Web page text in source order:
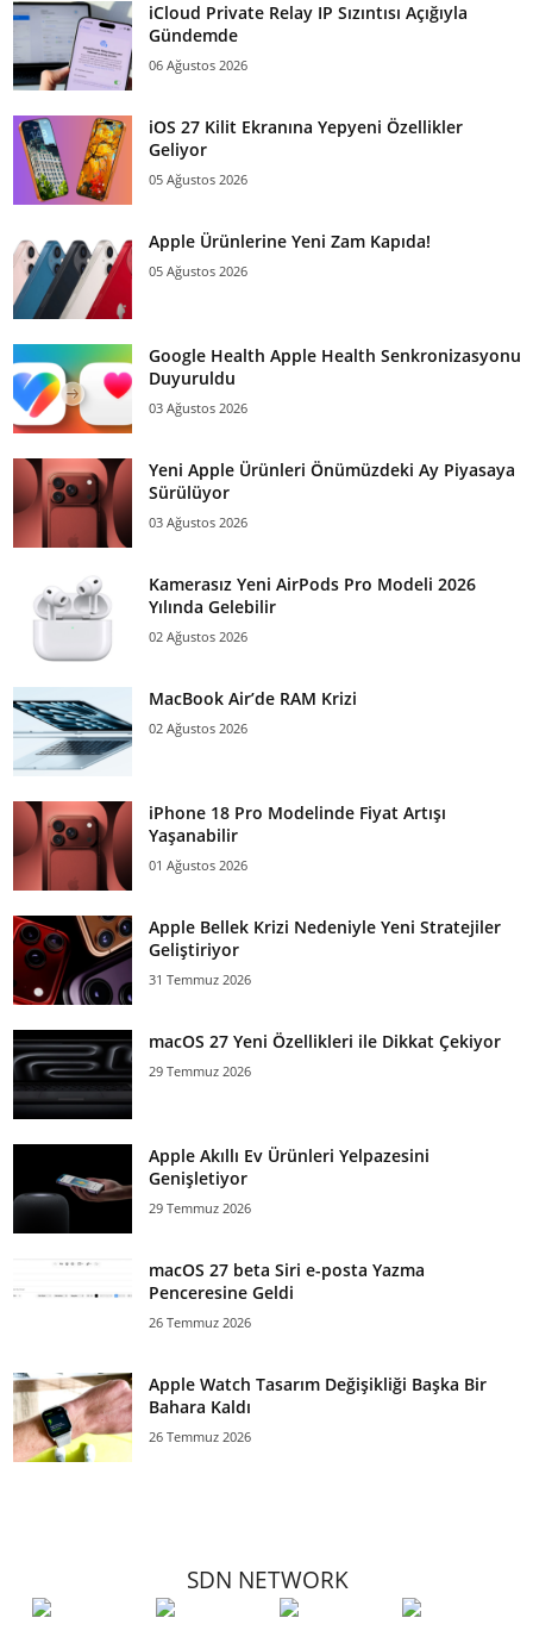
iCloud Private Relay IP Sızıntısı Açığıyla
Gündemde
06 Ağustos 2026
iOS 27 Kilit Ekranına Yepyeni Özellikler
Geliyor
05 Ağustos 2026
Apple Ürünlerine Yeni Zam Kapıda!
05 Ağustos 2026
Google Health Apple Health Senkronizasyonu
Duyuruldu
03 Ağustos 2026
Yeni Apple Ürünleri Önümüzdeki Ay Piyasaya
Sürülüyor
03 Ağustos 2026
Kamerasız Yeni AirPods Pro Modeli 2026
Yılında Gelebilir
02 Ağustos 2026
MacBook Air’de RAM Krizi
02 Ağustos 2026
iPhone 18 Pro Modelinde Fiyat Artışı
Yaşanabilir
01 Ağustos 2026
Apple Bellek Krizi Nedeniyle Yeni Stratejiler
Geliştiriyor
31 Temmuz 2026
macOS 27 Yeni Özellikleri ile Dikkat Çekiyor
29 Temmuz 2026
Apple Akıllı Ev Ürünleri Yelpazesini
Genişletiyor
29 Temmuz 2026
macOS 27 beta Siri e-posta Yazma
Penceresine Geldi
26 Temmuz 2026
Apple Watch Tasarım Değişikliği Başka Bir
Bahara Kaldı
26 Temmuz 2026
SDN NETWORK